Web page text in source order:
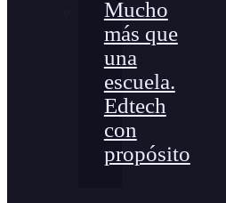
Mucho
más que
una
escuela.
Edtech
con
propósito